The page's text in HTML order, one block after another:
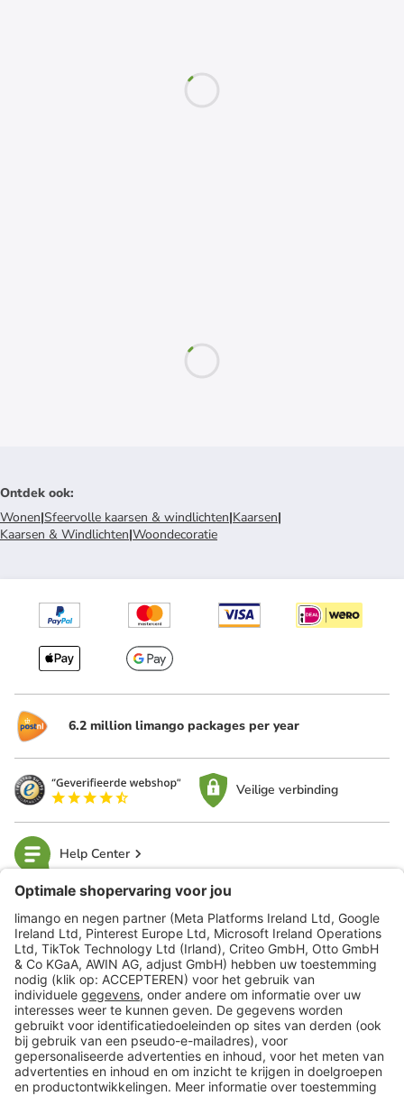
Ontdek ook:
Wonen|Sfeervolle kaarsen & windlichten|Kaarsen|
Kaarsen & Windlichten|Woondecoratie
6.2 million limango packages per year
Veilige verbinding
Help Center
limango
Veilig winkelen
Klantenservice
Shop
Acties